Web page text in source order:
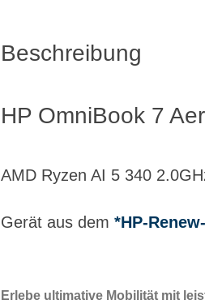
Beschreibung
HP OmniBook 7
AMD Ryzen AI 5 340
Gerät aus dem *HP-
Erlebe ultimative Mobilität mit